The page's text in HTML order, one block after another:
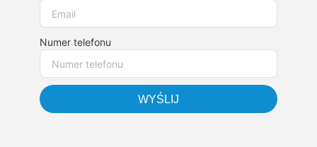
Numer telefonu
WYŚLIJ